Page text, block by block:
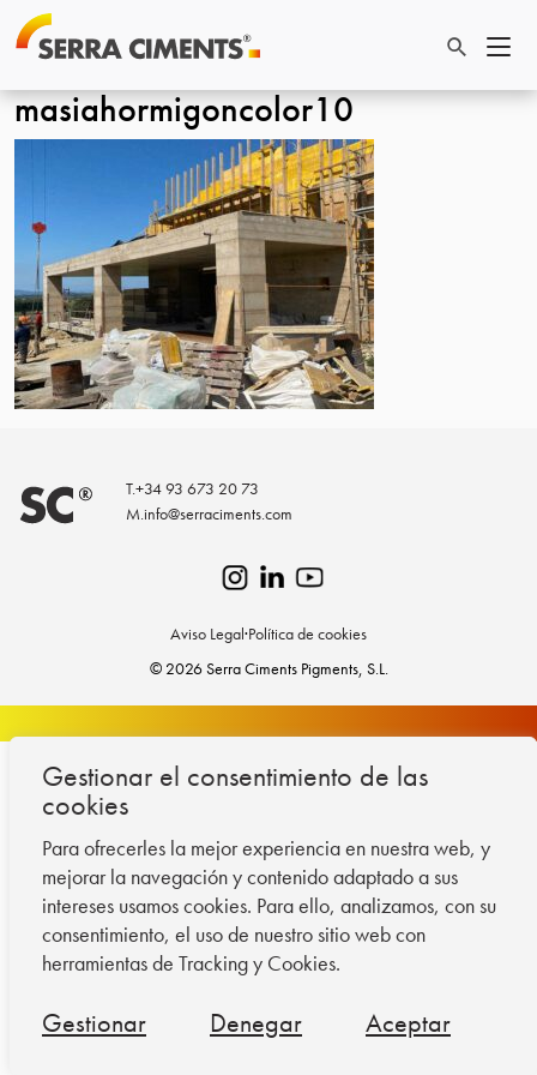
Gestionar el consentimiento de las
cookies
Para ofrecerles la mejor experiencia en nuestra web, y
mejorar la navegación y contenido adaptado a sus
intereses usamos cookies. Para ello, analizamos, con su
consentimiento, el uso de nuestro sitio web con
herramientas de Tracking y Cookies.
Gestionar Denegar Aceptar
masiahormigoncolor10
T.+34 93 673 20 73
M.info@serraciments.com
Aviso Legal·Política de cookies
© 2026 Serra Ciments Pigments, S.L.